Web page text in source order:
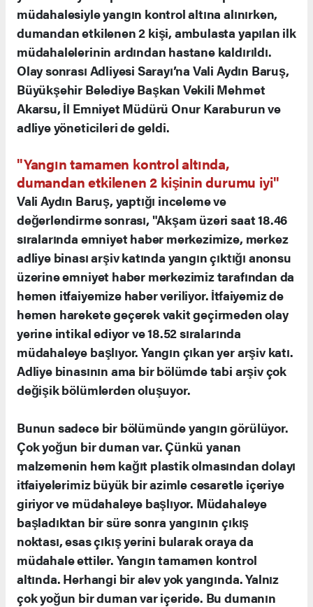
müdahalesiyle yangın kontrol altına alınırken,
dumandan etkilenen 2 kişi, ambulasta yapılan ilk
müdahalelerinin ardından hastane kaldırıldı.
Olay sonrası Adliyesi Sarayı’na Vali Aydın Baruş,
Büyükşehir Belediye Başkan Vekili Mehmet
Akarsu, İl Emniyet Müdürü Onur Karaburun ve
adliye yöneticileri de geldi.
"Yangın tamamen kontrol altında,
dumandan etkilenen 2 kişinin durumu iyi"
Vali Aydın Baruş, yaptığı inceleme ve
değerlendirme sonrası, "Akşam üzeri saat 18.46
sıralarında emniyet haber merkezimize, merkez
adliye binası arşiv katında yangın çıktığı anonsu
üzerine emniyet haber merkezimiz tarafından da
hemen itfaiyemize haber veriliyor. İtfaiyemiz de
hemen harekete geçerek vakit geçirmeden olay
yerine intikal ediyor ve 18.52 sıralarında
müdahaleye başlıyor. Yangın çıkan yer arşiv katı.
Adliye binasının ama bir bölümde tabi arşiv çok
değişik bölümlerden oluşuyor.
Bunun sadece bir bölümünde yangın görülüyor.
Çok yoğun bir duman var. Çünkü yanan
malzemenin hem kağıt plastik olmasından dolayı
itfaiyelerimiz büyük bir azimle cesaretle içeriye
giriyor ve müdahaleye başlıyor. Müdahaleye
başladıktan bir süre sonra yangının çıkış
noktası, esas çıkış yerini bularak oraya da
müdahale ettiler. Yangın tamamen kontrol
altında. Herhangi bir alev yok yangında. Yalnız
çok yoğun bir duman var içeride. Bu dumanın